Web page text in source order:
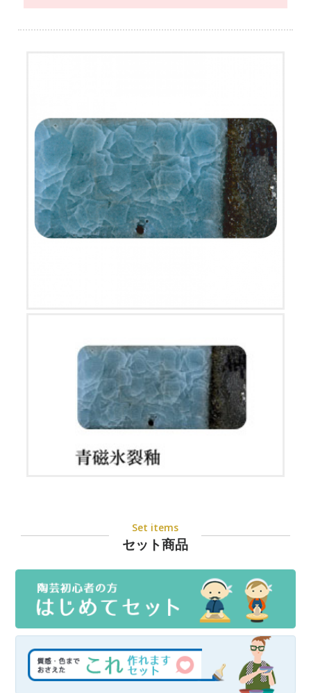
Set items
セット商品